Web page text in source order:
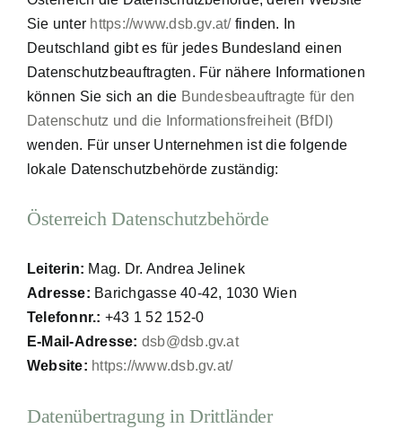
Sie unter https://www.dsb.gv.at/finden. In
Deutschland gibt es für jedes Bundesland einen
Datenschutzbeauftragten. Für nähere Informationen
können Sie sich an die Bundesbeauftragte für den
Datenschutz und die Informationsfreiheit (BfDI)
wenden. Für unser Unternehmen ist die folgende
lokale Datenschutzbehörde zuständig:
Österreich Datenschutzbehörde
Leiterin: Mag. Dr. Andrea Jelinek
Adresse: Barichgasse 40-42, 1030 Wien
Telefonnr.: +43 1 52 152-0
E-Mail-Adresse: dsb@dsb.gv.at
Website: https://www.dsb.gv.at/
Datenübertragung in Drittländer